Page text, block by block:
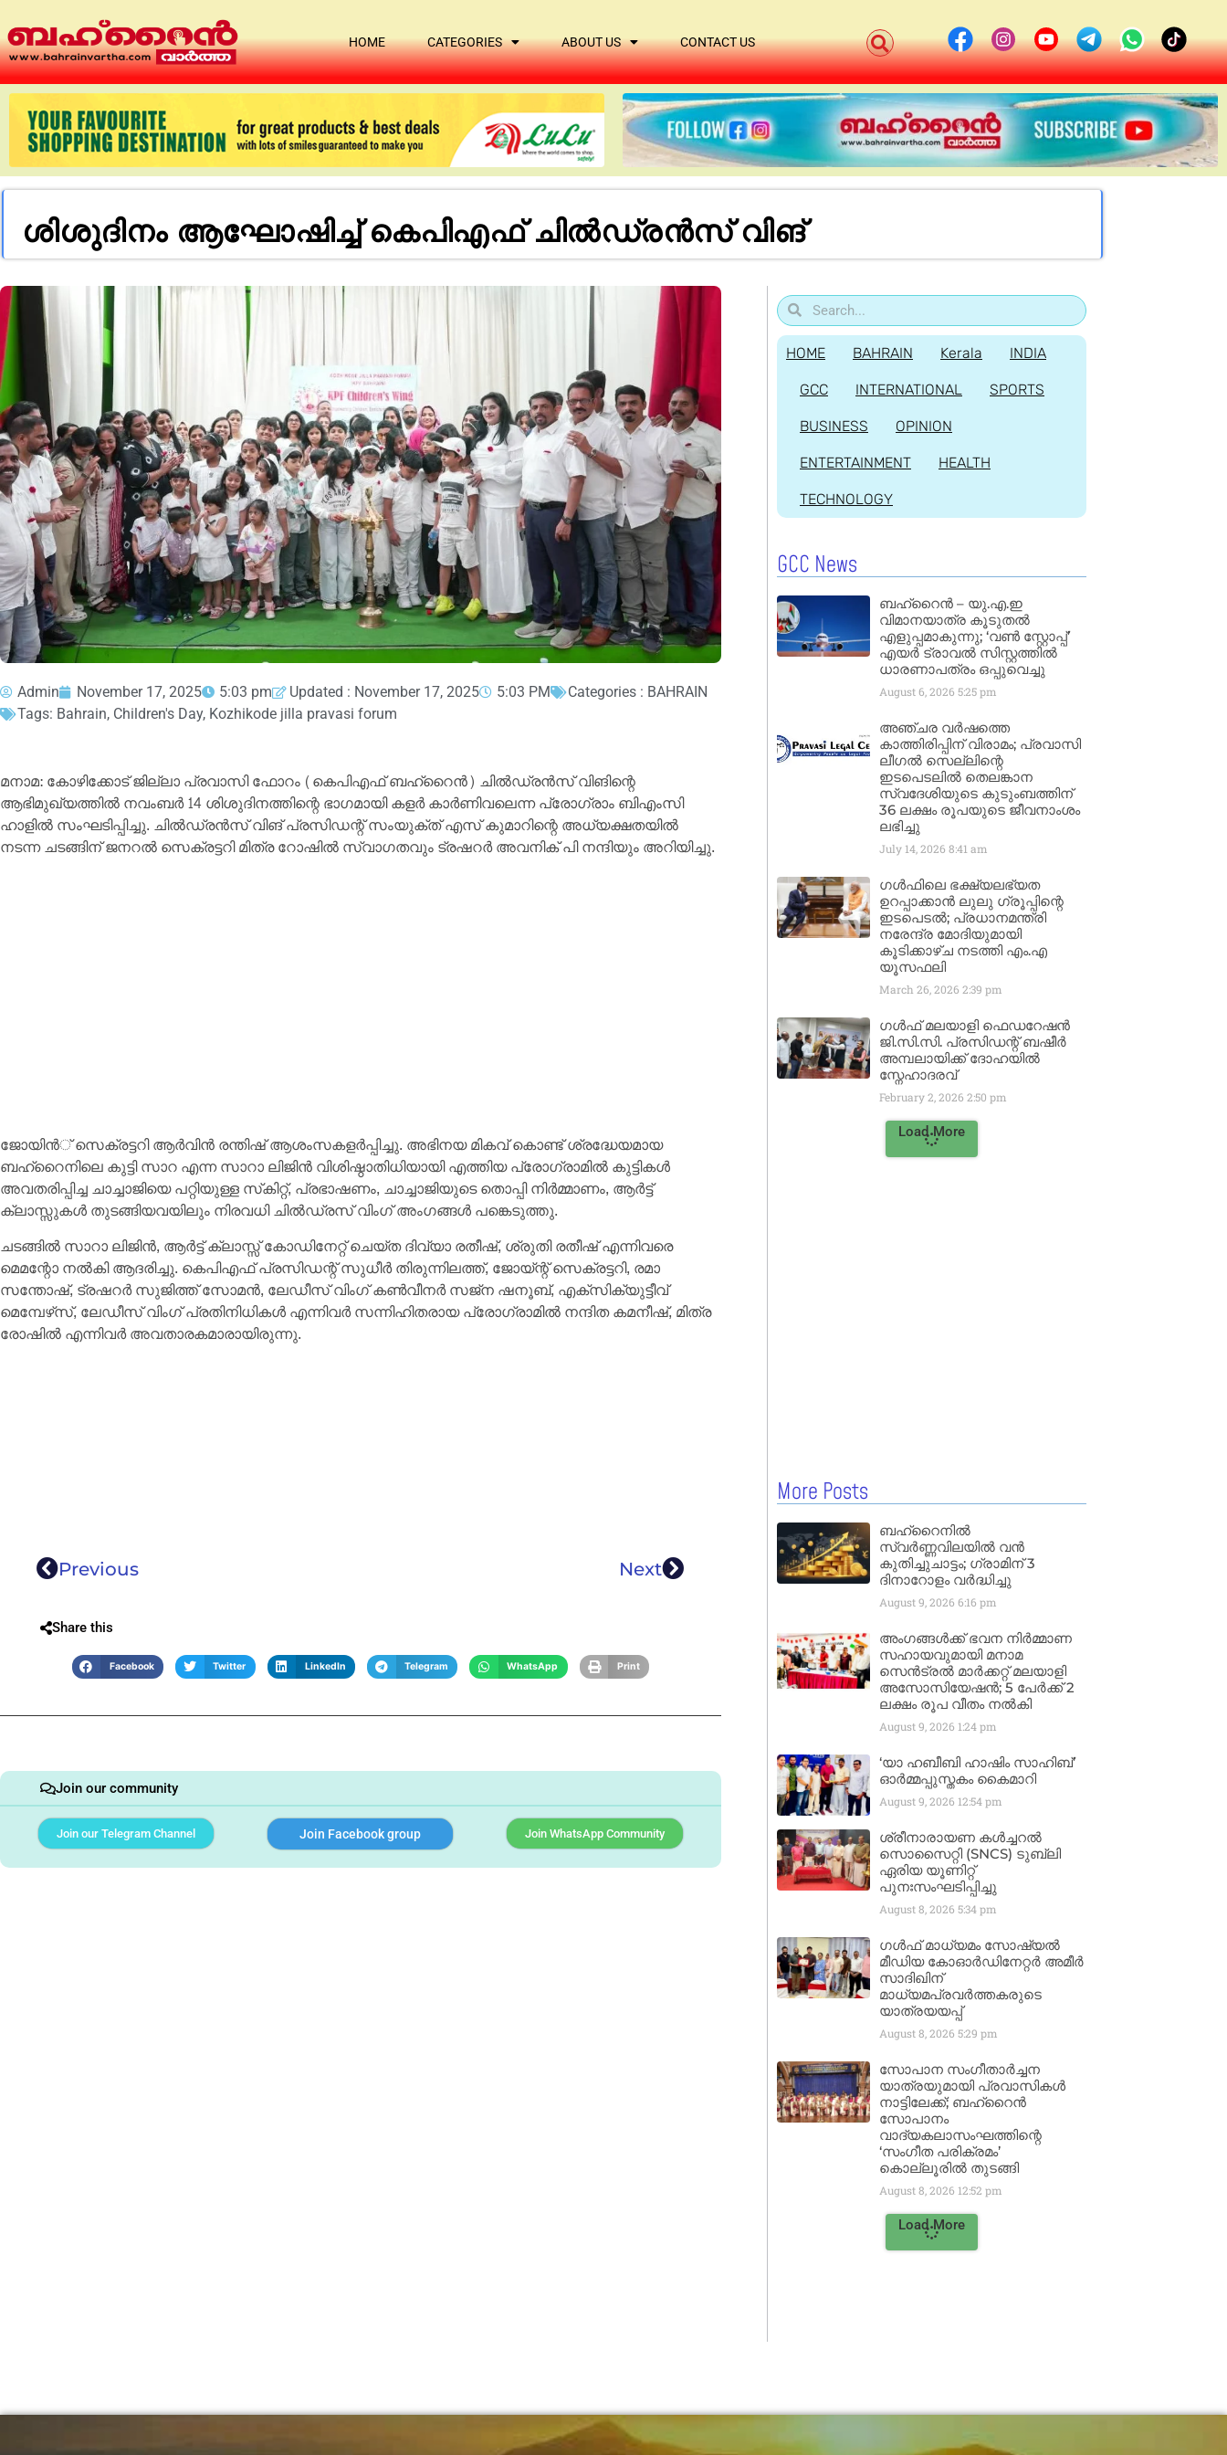
HOME CATEGORIES ABOUT US CONTACT US
ശിശുദിനം ആഘോഷിച്ച് കെപിഎഫ് ചില്‍ഡ്രന്‍സ് വിങ്
Admin November 17, 2025 5:03 pm Updated : November 17, 2025 5:03 PM Categories : BAHRAIN
Tags: Bahrain, Children's Day, Kozhikode jilla pravasi forum
മനാമ: കോഴിക്കോട് ജില്ലാ പ്രവാസി ഫോറം (കെപിഎഫ് ബഹ്‌റൈന്‍) ചില്‍ഡ്രന്‍സ് വിങിന്റെ
ആഭിമുഖ്യത്തില്‍ നവംബര്‍ 14 ശിശുദിനത്തിന്റെ ഭാഗമായി കളര്‍ കാര്‍ണിവലെന്ന പ്രോഗ്രാം ബിഎംസി
ഹാളില്‍ സംഘടിപ്പിച്ചു. ചില്‍ഡ്രന്‍സ് വിങ് പ്രസിഡന്റ് സംയുക്ത് എസ് കുമാറിന്റെ അധ്യക്ഷതയില്‍
നടന്ന ചടങ്ങിന് ജനറല്‍ സെക്രട്ടറി മിത്ര റോഷില്‍ സ്വാഗതവും ട്രഷറര്‍ അവനിക് പി നന്ദിയും അറിയിച്ചു.
ജോയിന്‍് സെക്രട്ടറി ആര്‍വിന്‍ രന്തിഷ് ആശംസകളര്‍പ്പിച്ചു. അഭിനയ മികവ് കൊണ്ട് ശ്രദ്ധേയമായ
ബഹ്‌റൈനിലെ കുട്ടി സാറ എന്ന സാറാ ലിജിന്‍ വിശിഷ്ഠാതിധിയായി എത്തിയ പ്രോഗ്രാമില്‍ കുട്ടികള്‍
അവതരിപ്പിച്ച ചാച്ചാജിയെ പറ്റിയുള്ള സ്‌കിറ്റ്, പ്രഭാഷണം, ചാച്ചാജിയുടെ തൊപ്പി നിര്‍മ്മാണം, ആര്‍ട്ട്
ക്ലാസ്സുകള്‍ തുടങ്ങിയവയിലും നിരവധി ചില്‍ഡ്രസ് വിംഗ് അംഗങ്ങള്‍ പങ്കെടുത്തു.
ചടങ്ങില്‍ സാറാ ലിജിന്‍, ആര്‍ട്ട് ക്ലാസ്സ് കോഡിനേറ്റ് ചെയ്ത ദിവ്യാ രതീഷ്, ശ്രുതി രതീഷ് എന്നിവരെ
മെമന്റോ നല്‍കി ആദരിച്ചു. കെപിഎഫ് പ്രസിഡന്റ് സുധീര്‍ തിരുന്നിലത്ത്, ജോയ്ന്റ് സെക്രട്ടറി, രമാ
സന്തോഷ്, ട്രഷറര്‍ സുജിത്ത് സോമന്‍, ലേഡീസ് വിംഗ് കണ്‍വീനര്‍ സജ്‌ന ഷനൂബ്, എക്‌സിക്യുട്ടീവ്
മെമ്പേഴ്‌സ്, ലേഡീസ് വിംഗ് പ്രതിനിധികള്‍ എന്നിവര്‍ സന്നിഹിതരായ പ്രോഗ്രാമില്‍ നന്ദിത കമനീഷ്, മിത്ര
രോഷില്‍ എന്നിവര്‍ അവതാരകമാരായിരുന്നു.
Previous Next
Share this
Facebook Twitter LinkedIn Telegram WhatsApp Print
Join our community
Join our Telegram Channel Join Facebook group Join WhatsApp Community
HOME BAHRAIN Kerala INDIA
GCC INTERNATIONAL SPORTS
BUSINESS OPINION
ENTERTAINMENT HEALTH
TECHNOLOGY
GCC News
ബഹ്‌റൈൻ – യു.എ.ഇ
വിമാനയാത്ര കൂടുതൽ
എളുപ്പമാകുന്നു; ‘വൺ സ്റ്റോപ്പ്’
എയർ ട്രാവൽ സിസ്റ്റത്തിൽ
ധാരണാപത്രം ഒപ്പുവെച്ചു
August 6, 2026 5:25 pm
അഞ്ചര വർഷത്തെ
കാത്തിരിപ്പിന് വിരാമം; പ്രവാസി
ലീഗൽ സെല്ലിന്റെ
ഇടപെടലിൽ തെലങ്കാന
സ്വദേശിയുടെ കുടുംബത്തിന്
36 ലക്ഷം രൂപയുടെ ജീവനാംശം
ലഭിച്ചു
July 14, 2026 8:41 am
ഗൾഫിലെ ഭക്ഷ്യലഭ്യത
ഉറപ്പാക്കാൻ ലുലു ഗ്രൂപ്പിന്റെ
ഇടപെടൽ; പ്രധാനമന്ത്രി
നരേന്ദ്ര മോദിയുമായി
കൂടിക്കാഴ്ച നടത്തി എം.എ
യൂസഫലി
March 26, 2026 2:39 pm
ഗൾഫ് മലയാളി ഫെഡറേഷൻ
ജി.സി.സി. പ്രസിഡന്റ് ബഷീർ
അമ്പലായിക്ക് ദോഹയിൽ
സ്നേഹാദരവ്
February 2, 2026 2:50 pm
Load More
More Posts
ബഹ്‌റൈനിൽ
സ്വർണ്ണവിലയിൽ വൻ
കുതിച്ചുചാട്ടം; ഗ്രാമിന് 3
ദിനാറോളം വർദ്ധിച്ചു
August 9, 2026 6:16 pm
അംഗങ്ങൾക്ക് ഭവന നിർമ്മാണ
സഹായവുമായി മനാമ
സെൻട്രൽ മാർക്കറ്റ് മലയാളി
അസോസിയേഷൻ; 5 പേർക്ക് 2
ലക്ഷം രൂപ വീതം നൽകി
August 9, 2026 1:24 pm
‘യാ ഹബീബി ഹാഷിം സാഹിബ്’
ഓർമ്മപ്പുസ്തകം കൈമാറി
August 9, 2026 12:54 pm
ശ്രീനാരായണ കൾച്ചറൽ
സൊസൈറ്റി (SNCS) ടുബ്ലി
ഏരിയ യൂണിറ്റ്
പുനഃസംഘടിപ്പിച്ചു
August 8, 2026 5:34 pm
ഗൾഫ് മാധ്യമം സോഷ്യൽ
മീഡിയ കോഓർഡിനേറ്റർ അമീർ
സാദിഖിന്
മാധ്യമപ്രവർത്തകരുടെ
യാത്രയയപ്പ്
August 8, 2026 5:29 pm
സോപാന സംഗീതാർച്ചന
യാത്രയുമായി പ്രവാസികൾ
നാട്ടിലേക്ക്; ബഹ്‌റൈൻ
സോപാനം
വാദ്യകലാസംഘത്തിന്റെ
‘സംഗീത പരിക്രമം’
കൊല്ലൂരിൽ തുടങ്ങി
August 8, 2026 12:52 pm
Load More